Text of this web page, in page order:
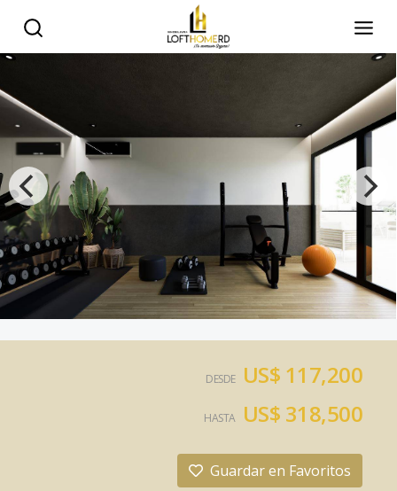
DESDE US$ 117,200
HASTA US$ 318,500
Guardar en Favoritos